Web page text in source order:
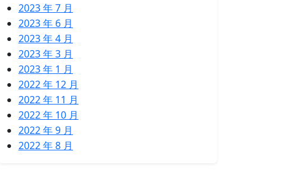
2023 年 7 月
2023 年 6 月
2023 年 4 月
2023 年 3 月
2023 年 1 月
2022 年 12 月
2022 年 11 月
2022 年 10 月
2022 年 9 月
2022 年 8 月